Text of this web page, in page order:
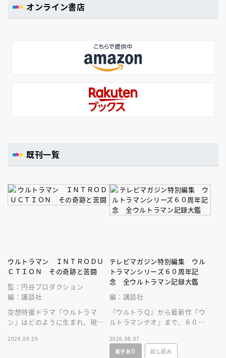
オンライン書店
既刊一覧
ウルトラマン ＩＮＴＲＯＤＵ
ＣＴＩＯＮ その奇跡と苦闘
監：円谷プロダクション
編：講談社
空想特撮ドラマ『ウルトラマ
ン』はどのように生まれ、現在
となったのかを深堀りする一冊
2026.09.29
テレビマガジン特別編集 ウル
トラマンシリーズ６０周年記
念 全ウルトラマン記録大鑑
編：講談社
『ウルトラＱ』から最新作『ウ
ルトラマンテオ』まで、６０年
サイズなＡ４変型３００ページ
超に大収録！
2026.08.07
電子あり
試し読み